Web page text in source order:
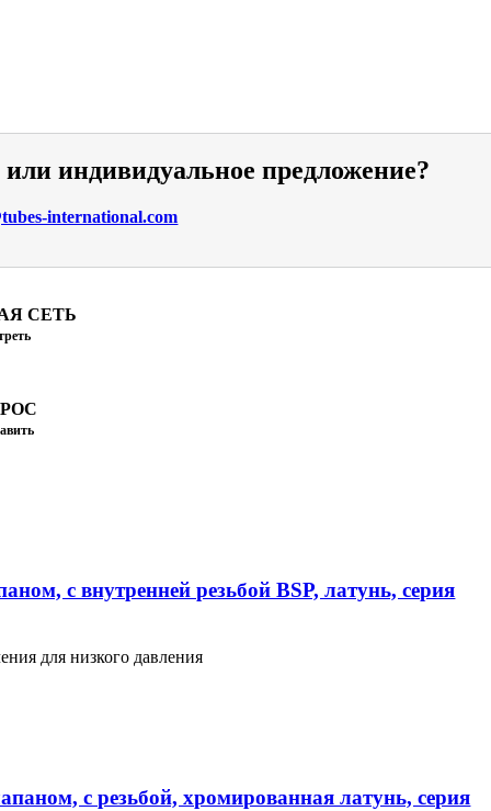
индивидуальное предложение?
international.com
СЕТЬ
с внутренней резьбой BSP, латунь, серия
для низкого давления
с резьбой, хромированная латунь, серия